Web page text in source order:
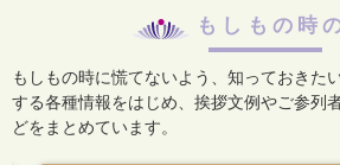
もしもの時
もしもの時に慌てないよう、知っておきた
する各種情報をはじめ、 挨拶文例やご参列
どをまとめています。